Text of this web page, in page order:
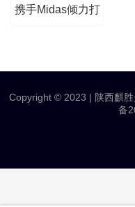
携手Midas倾力打
Copyright © 2023 | 陕西麒
备